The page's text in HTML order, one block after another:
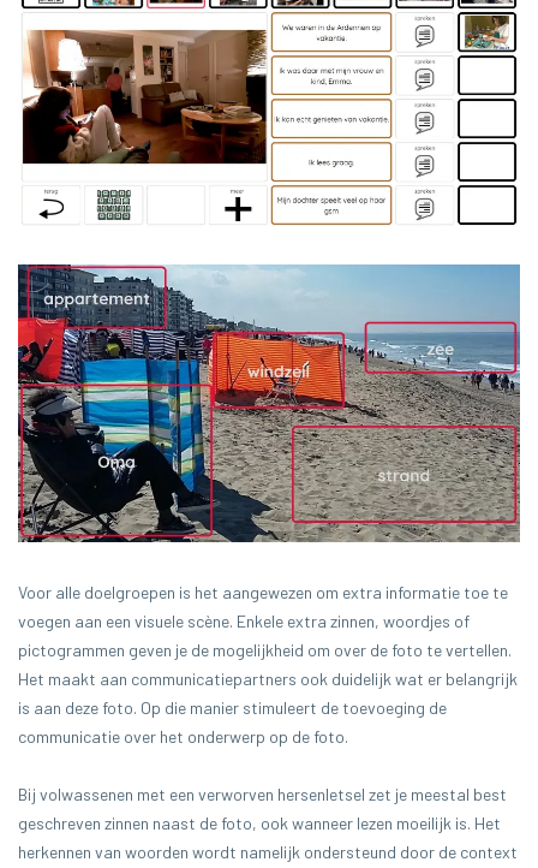
Voor alle doelgroepen is het aangewezen om extra informatie toe te
voegen aan een visuele scène. Enkele extra zinnen, woordjes of
pictogrammen geven je de mogelijkheid om over de foto te vertellen.
Het maakt aan communicatiepartners ook duidelijk wat er belangrijk
is aan deze foto. Op die manier stimuleert de toevoeging de
communicatie over het onderwerp op de foto.
Bij volwassenen met een verworven hersenletsel zet je meestal best
geschreven zinnen naast de foto, ook wanneer lezen moeilijk is. Het
herkennen van woorden wordt namelijk ondersteund door de context